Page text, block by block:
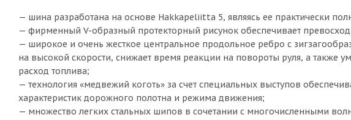
— шина разработана на основе Hakkapeliitta 5, являясь ее практически
— фирменный V-образный протекторный рисунок обеспечивает
— широкое и очень жесткое центральное продольное ребро с
на высокой скорости, снижает время реакции на повороты руля, а также
расход топлива;
— технология «медвежий коготь» за счет специальных выступов
характеристик дорожного полотна и режима движения;
— множество легких стальных шипов в сочетании с многочисленными